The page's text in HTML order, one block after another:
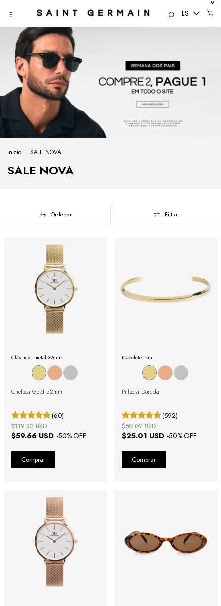
ES
0
Inicio . SALE NOVA
SALE NOVA
Ordenar Filtrar
Clássicos metal 32mm:
Chelsea Gold 32mm
(60)
$59.66 USD -50% OFF
$119.32 USD
Bracelete Fem:
Pulsera Dorada
(592)
$25.01 USD -50% OFF
$50.02 USD